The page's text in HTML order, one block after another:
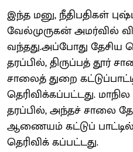
இந்த மனு, நீதிபதிகள்
வேல்முருகன் அமர்வில்
வந்தது.அப்போது
தரப்பில், திருப்பத் தூர்
சாலைத் துறை
தெரிவிக்கப்பட்டது.
தரப்பில், அந்தச் சாலை
ஆணையம் கட்டுப் பாட்டில்
தெரிவிக் கப்பட்டது.